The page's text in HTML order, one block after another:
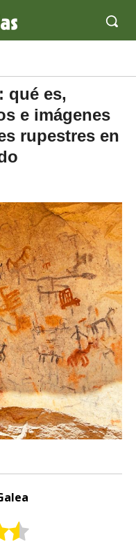
qué es,
e imágenes
rupestres en